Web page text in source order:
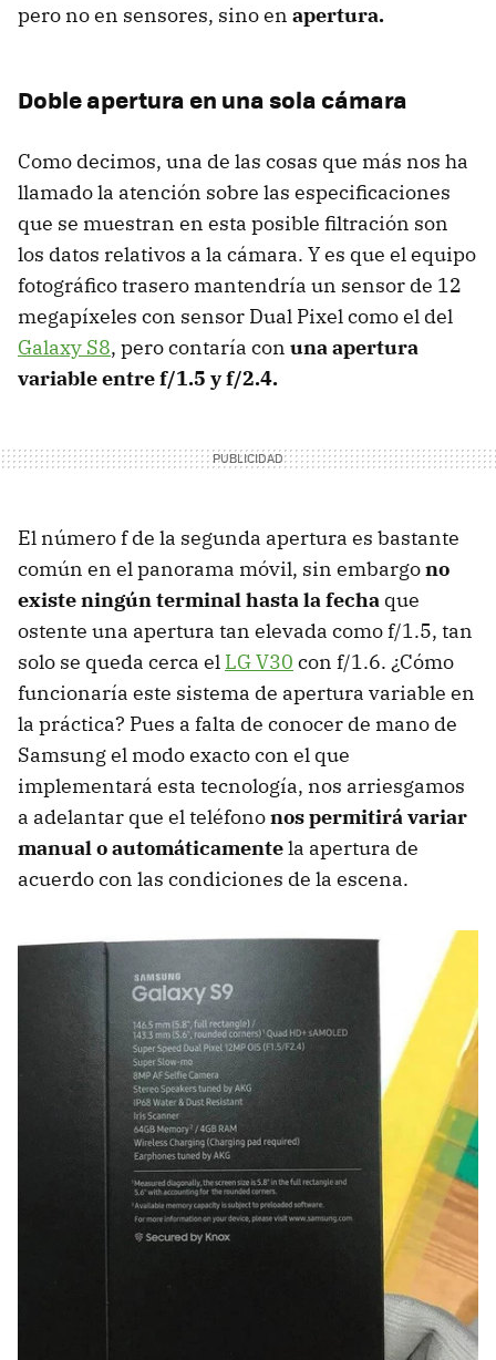
pero no en sensores, sino en apertura.
Doble apertura en una sola cámara
Como decimos, una de las cosas que más nos ha
llamado la atención sobre las especificaciones
que se muestran en esta posible filtración son
los datos relativos a la cámara. Y es que el equipo
fotográfico trasero mantendría un sensor de 12
megapíxeles con sensor Dual Pixel como el del
Galaxy S8, pero contaría con una apertura
variable entre f/1.5 y f/2.4.
El número f de la segunda apertura es bastante
común en el panorama móvil, sin embargono
existe ningún terminal hasta la fecha que
ostente una apertura tan elevada como f/1.5, tan
solo se queda cerca el LG V30 con f/1.6. ¿Cómo
funcionaría este sistema de apertura variable en
la práctica? Pues a falta de conocer de mano de
Samsung el modo exacto con el que
implementará esta tecnología, nos arriesgamos
a adelantar que el teléfononos permitirá variar
manual o automáticamentela apertura de
acuerdo con las condiciones de la escena.